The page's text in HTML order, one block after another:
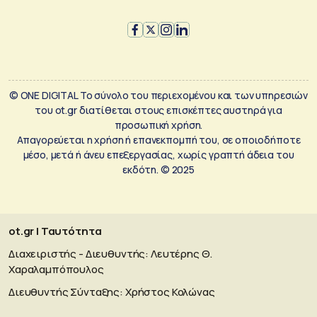
© ONE DIGITAL Το σύνολο του περιεχομένου και των υπηρεσιών
του ot.gr διατίθεται στους επισκέπτες αυστηρά για
προσωπική χρήση.
Απαγορεύεται η χρήση ή επανεκπομπή του, σε οποιοδήποτε
μέσο, μετά ή άνευ επεξεργασίας, χωρίς γραπτή άδεια του
εκδότη. © 2025
ot.gr | Ταυτότητα
Διαχειριστής - Διευθυντής: Λευτέρης Θ.
Χαραλαμπόπουλος
Διευθυντής Σύνταξης: Χρήστος Κολώνας